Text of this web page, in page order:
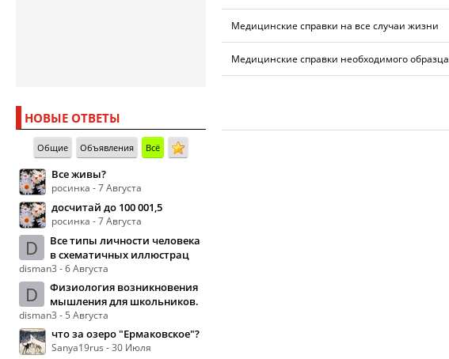
НОВЫЕ ОТВЕТЫ
Общие Объявления Всё
Все живы?
росинка - 7 Августа
досчитай до 100 001,5
росинка - 7 Августа
D
Все типы личности человека
в схематичных иллюстрац
disman3 - 6 Августа
D
Физиология возникновения
мышления для школьников.
disman3 - 5 Августа
что за озеро "Ермаковское"?
Sanya19rus - 30 Июля
Медицинские справки на все случаи жизни
Медицинские справки необходимого образца